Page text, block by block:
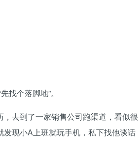
找个落脚地”。
去到了一家销售公司跑渠道，看似很
现小A上班就玩手机，私下找他谈话